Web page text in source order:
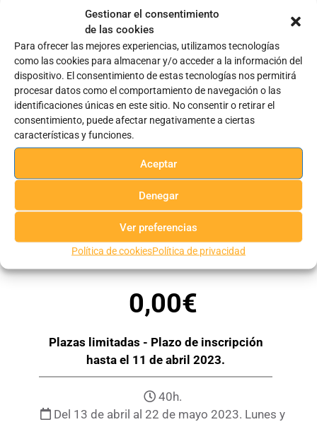
Gestionar el consentimiento
de las cookies
Para ofrecer las mejores experiencias, utilizamos tecnologías
como las cookies para almacenar y/o acceder a la información del
dispositivo. El consentimiento de estas tecnologías nos permitirá
procesar datos como el comportamiento de navegación o las
identificaciones únicas en este sitio. No consentir o retirar el
consentimiento, puede afectar negativamente a ciertas
características y funciones.
Aceptar
Denegar
Ver preferencias
Política de cookiesPolítica de privacidad
por el Ministerio de Educación y Formación Profesional,
Fondos UE-Next Generation gestionados por LABORA a
través de REDIT, la Red de Institutos Tecnológicos de la
Comunidad Valenciana y cuenta con acreditación oficial.
0,00€
Plazas limitadas - Plazo de inscripción
hasta el 11 de abril 2023.
40h.
Del 13 de abril al 22 de mayo 2023. Lunes y